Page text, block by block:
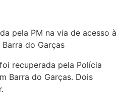
recuperada pela Polícia
Barra do Garças. Dois